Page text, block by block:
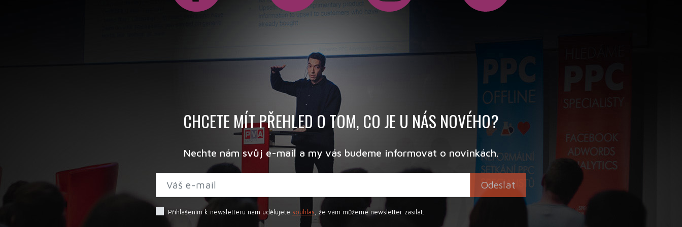
CHCETE MÍT PŘEHLED O TOM, CO JE U NÁS NOVÉHO?
Nechte nám svůj e-mail a my vás budeme informovat o novinkách.
Odeslat
Přihlášením k newsletteru nám udělujete souhlas , že vám můžeme newsletter zasílat.